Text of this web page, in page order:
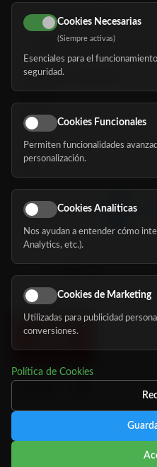
616 113 103
Buscador de residencias
Eventos
Nosotros
Síguenos
© Copyright 2026
Cookies Necesarias
(Siempre activas)
Esenciales para el
seguridad.
Cookies Funcionales
Permiten funcionalidades
personalización.
Cookies Analíticas
Nos ayudan a entender cómo
Analytics, etc.).
Cookies de Marketing
Utilizadas para publicidad
conversiones.
Política de Cookies